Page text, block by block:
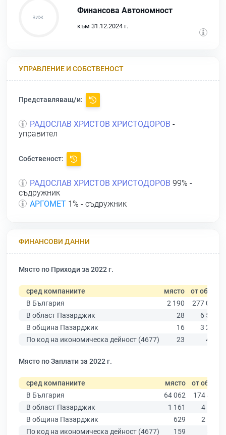
Финансова Автономност
към 31.12.2024 г.
УПРАВЛЕНИЕ И СОБСТВЕНОСТ
Представляващ/и:
РАДОСЛАВ ХРИСТОВ ХРИСТОДОРОВ -
управител
Собственост:
РАДОСЛАВ ХРИСТОВ ХРИСТОДОРОВ 99% -
съдружник
АРГОМЕТ 1% - съдружник
ФИНАНСОВИ ДАННИ
Място по Приходи за 2022 г.
сред компаниите място от общо
В България
2 190
277 019
В област Пазарджик
28
6 511
В община Пазарджик
16
3 280
По код на икономическа дейност (4677)
23 461
Място по Заплати за 2022 г.
сред компаниите място от общо
В България
64 062
174 403
В област Пазарджик
1 161
4 545
В община Пазарджик
629
2 195
По код на икономическа дейност (4677)
159 376